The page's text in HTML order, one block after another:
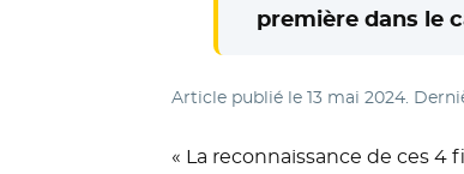
première dans le
Article publié le 13 mai 2024.
« La reconnaissance de ces